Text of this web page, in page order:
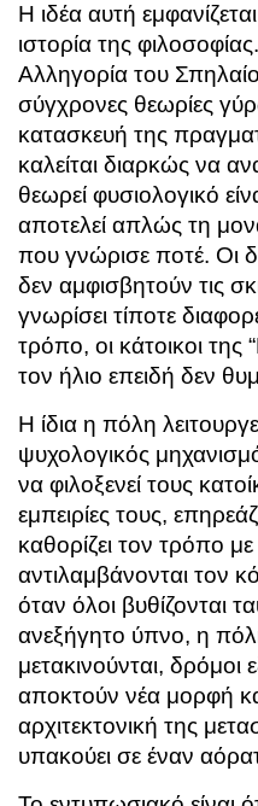
Η ιδέα αυτή
ιστορία της
Αλληγορία του
σύγχρονες θεωρίες
κατασκευή της
καλείται διαρκώς να
θεωρεί φυσιολογικό
αποτελεί απλώς τη
που γνώρισε ποτέ. Οι
δεν αμφισβητούν τις
γνωρίσει τίποτε
τρόπο, οι κάτοικοι
τον ήλιο επειδή δεν
Η ίδια η πόλη
ψυχολογικός
να φιλοξενεί τους
εμπειρίες τους,
καθορίζει τον τρόπο
αντιλαμβάνονται τον
όταν όλοι βυθίζονται
ανεξήγητο ύπνο, η
μετακινούνται, δρόμοι
αποκτούν νέα μορφή
αρχιτεκτονική της
υπακούει σε έναν